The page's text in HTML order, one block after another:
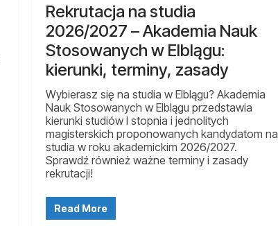
Rekrutacja na studia
2026/2027 – Akademia Nauk
Stosowanych w Elblągu:
kierunki, terminy, zasady
Wybierasz się na studia w Elblągu? Akademia
Nauk Stosowanych w Elblągu przedstawia
kierunki studiów I stopnia i jednolitych
magisterskich proponowanych kandydatom na
studia w roku akademickim 2026/2027.
Sprawdź również ważne terminy i zasady
rekrutacji!
Read More